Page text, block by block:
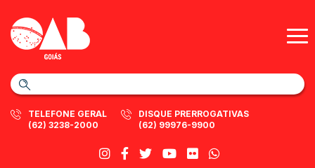
TELEFONE GERAL
(62) 3238-2000
DISQUE PRERROGATIVAS
(62) 99976-9900